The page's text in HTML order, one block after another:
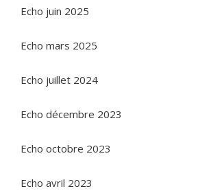
Echo juin 2025
Echo mars 2025
Echo juillet 2024
Echo décembre 2023
Echo octobre 2023
Echo avril 2023